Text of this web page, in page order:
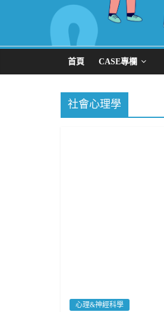
首頁 CASE專欄
社會心理學
心理&神經科學